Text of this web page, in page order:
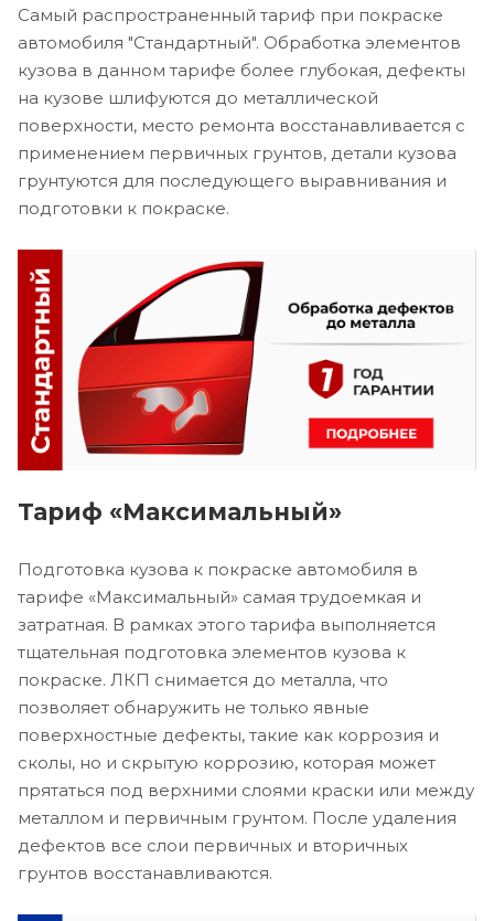
Самый распространенный тариф при покраске
автомобиля "Стандартный". Обработка элементов
кузова в данном тарифе более глубокая, дефекты
на кузове шлифуются до металлической
поверхности, место ремонта восстанавливается с
применением первичных грунтов, детали кузова
грунтуются для последующего выравнивания и
подготовки к покраске.
Тариф «Максимальный»
Подготовка кузова к покраске автомобиля в
тарифе «Максимальный» самая трудоемкая и
затратная. В рамках этого тарифа выполняется
тщательная подготовка элементов кузова к
покраске. ЛКП снимается до металла, что
позволяет обнаружить не только явные
поверхностные дефекты, такие как коррозия и
сколы, но и скрытую коррозию, которая может
прятаться под верхними слоями краски или между
металлом и первичным грунтом. После удаления
дефектов все слои первичных и вторичных
грунтов восстанавливаются.